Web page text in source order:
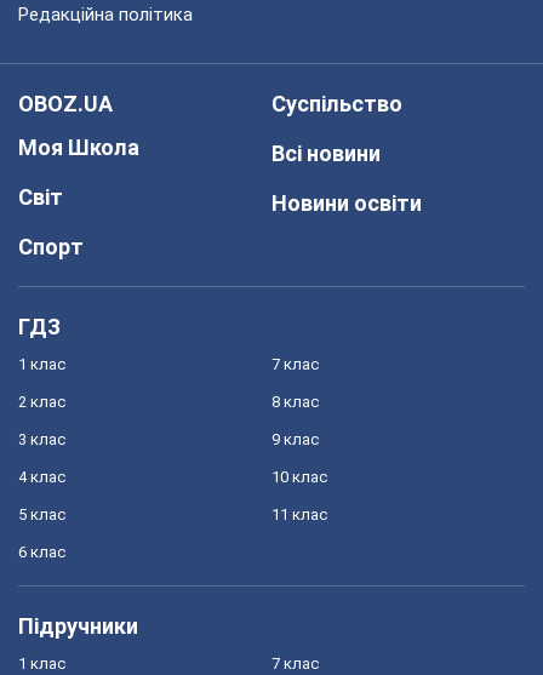
Редакційна політика
OBOZ.UA
Моя Школа
Світ
Спорт
Суспільство
Всі новини
Новини освіти
ГДЗ
1 клас
2 клас
3 клас
4 клас
5 клас
6 клас
7 клас
8 клас
9 клас
10 клас
11 клас
Підручники
1 клас 7 клас